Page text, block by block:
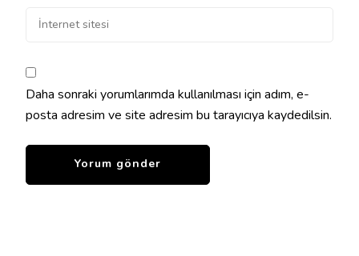
Daha sonraki yorumlarımda kullanılması için adım, e-
posta adresim ve site adresim bu tarayıcıya kaydedilsin.